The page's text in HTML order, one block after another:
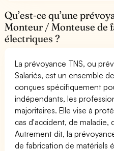
Qu’est-ce qu’une
Monteur / Monteuse de
électriques ?
La prévoyance TNS, ou
Salariés, est un ensemble
conçues spécifiquement
indépendants, les
majoritaires. Elle vise à
cas d'accident, de maladie,
Autrement dit, la
de fabrication de matériels